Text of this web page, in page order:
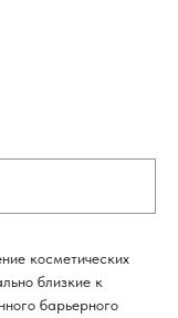
косметических
близкие к
барьерного